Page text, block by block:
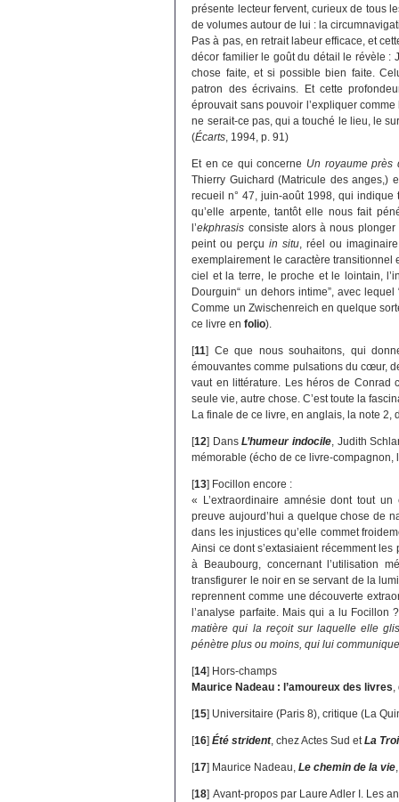
présente lecteur fervent, curieux de tous
de volumes autour de lui : la
Pas à pas, en retrait labeur efficace, et
décor familier le goût du détail le révèle :
chose faite, et si possible bien faite.
patron des écrivains. Et cette
éprouvait sans pouvoir l’expliquer
ne serait-ce pas, qui a touché le lieu, le
(Écarts , 1994, p. 91)
Et en ce qui concerne Un royaume près
Thierry Guichard (Matricule des anges,)
recueil n° 47, juin-août 1998, qui
qu’elle arpente, tantôt elle nous fait
l’ekphrasis consiste alors à nous
peint ou perçuin situ , réel ou
exemplairement le caractère
ciel et la terre, le proche et le lointain,
Dourguin“ un dehors intime”, avec
Comme un Zwischenreich en quelque
ce livre enfolio).
[11] Ce que nous souhaitons, qui
émouvantes comme pulsations du cœur,
vaut en littérature. Les héros de Conrad
seule vie, autre chose. C’est toute la
La finale de ce livre, en anglais, la note 2,
[12] DansL’humeur indocile , Judith
mémorable (écho de ce livre-compagnon,
[13] Focillon encore :
« L’extraordinaire amnésie dont tout
preuve aujourd’hui a quelque chose de
dans les injustices qu’elle commet
Ainsi ce dont s’extasiaient récemment
à Beaubourg, concernant l’utilisation
transfigurer le noir en se servant de la
reprennent comme une découverte
l’analyse parfaite. Mais qui a lu Focillon
matière qui la reçoit sur laquelle elle
pénètre plus ou moins, qui lui
[14] Hors-champs
Maurice Nadeau : l’amoureux des livres
[15] Universitaire (Paris 8), critique (La
[16]Été strident, chez Actes Sud etLa
[17] Maurice Nadeau,Le chemin de la vie
[18] Avant-propos par Laure Adler I. Les